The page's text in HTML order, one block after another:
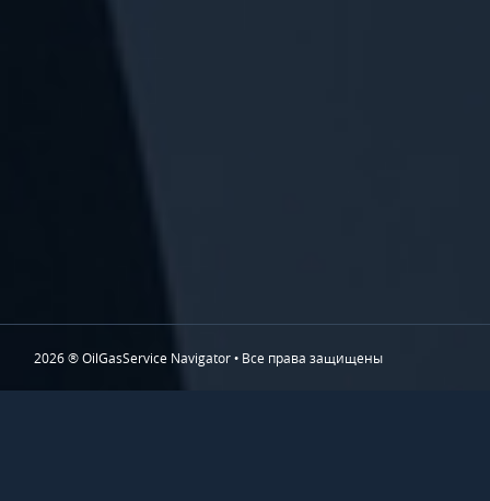
2026 ® OilGasService Navigator • Все права защищены